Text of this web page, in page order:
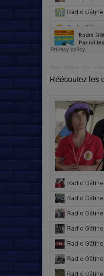
Radio Gâtine Par ici
Réécoutez les